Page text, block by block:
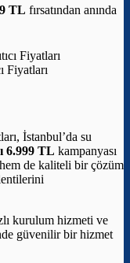
TL fırsatından anında
Fiyatları
İstanbul’da su
6.999 TL kampanyası
de kaliteli bir çözüm
kurulum hizmeti ve
güvenilir bir hizmet